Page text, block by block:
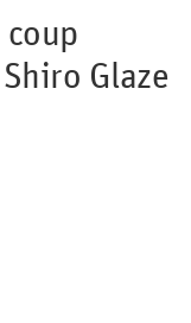
coup
Glaze